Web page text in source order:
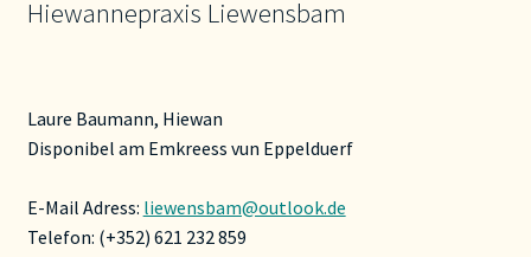
Hiewannepraxis Liewensbam
Laure Baumann, Hiewan
Disponibel am Emkreess vun Eppelduerf
E-Mail Adress: liewensbam@outlook.de
Telefon: (+352) 621 232 859